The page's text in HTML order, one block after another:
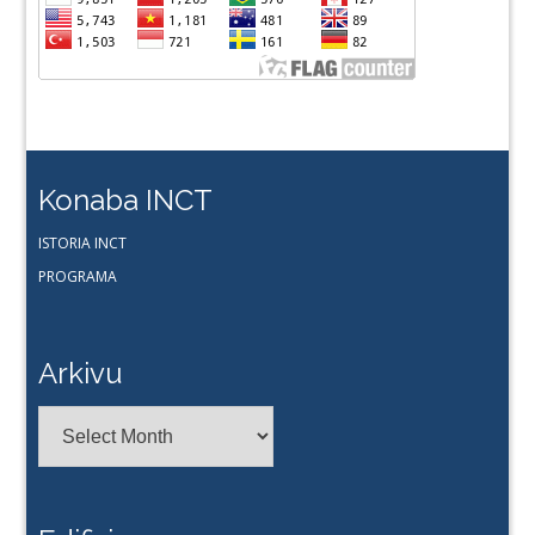
Konaba INCT
ISTORIA INCT
PROGRAMA
Arkivu